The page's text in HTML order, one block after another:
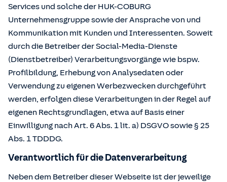
Services und solche der HUK-COBURG
Unternehmensgruppe sowie der Ansprache von und
Kommunikation mit Kunden und Interessenten. Soweit
durch die Betreiber der Social-Media-Dienste
(Dienstbetreiber) Verarbeitungsvorgänge wie bspw.
Profilbildung, Erhebung von Analysedaten oder
Verwendung zu eigenen Werbezwecken durchgeführt
werden, erfolgen diese Verarbeitungen in der Regel auf
eigenen Rechtsgrundlagen, etwa auf Basis einer
Einwilligung nach Art. 6 Abs. 1 lit. a) DSGVO sowie § 25
Abs. 1 TDDDG.
Verantwortlich für die Datenverarbeitung
Neben dem Betreiber dieser Webseite ist der jeweilige